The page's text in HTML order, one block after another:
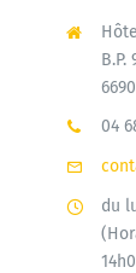
B.P.
04
du